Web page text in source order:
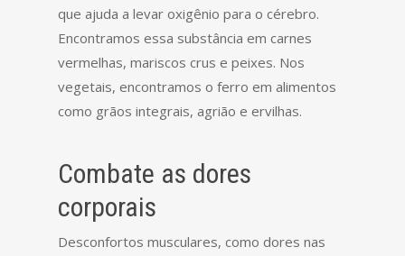
que ajuda a levar oxigênio para o cérebro.
Encontramos essa substância em carnes
vermelhas, mariscos crus e peixes. Nos
vegetais, encontramos o ferro em alimentos
como grãos integrais, agrião e ervilhas.
Combate as dores
corporais
Desconfortos musculares, como dores nas